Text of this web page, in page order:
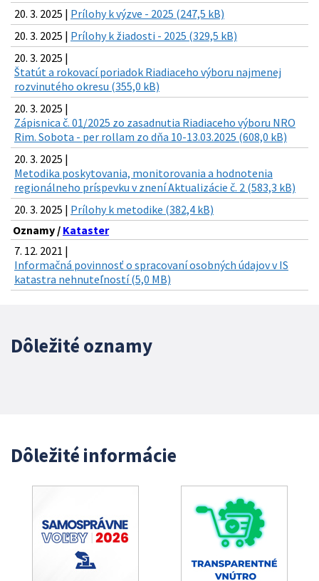
20. 3. 2025 | Prílohy k výzve - 2025 (247,5 kB)
20. 3. 2025 | Prílohy k žiadosti - 2025 (329,5 kB)
20. 3. 2025 |
Štatút a rokovací poriadok Riadiaceho výboru najmenej
rozvinutého okresu (355,0 kB)
20. 3. 2025 |
Zápisnica č. 01/2025 zo zasadnutia Riadiaceho výboru NRO
Rim. Sobota - per rollam zo dňa 10-13.03.2025 (608,0 kB)
20. 3. 2025 |
Metodika poskytovania, monitorovania a hodnotenia
regionálneho príspevku v znení Aktualizácie č. 2 (583,3 kB)
20. 3. 2025 | Prílohy k metodike (382,4 kB)
Oznamy / Kataster
7. 12. 2021 |
Informačná povinnosť o spracovaní osobných údajov v IS
katastra nehnuteľností (5,0 MB)
Dôležité oznamy
Dôležité informácie